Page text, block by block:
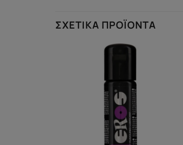
ΣΧΕΤΙΚΆ ΠΡΟΪΌΝΤΑ